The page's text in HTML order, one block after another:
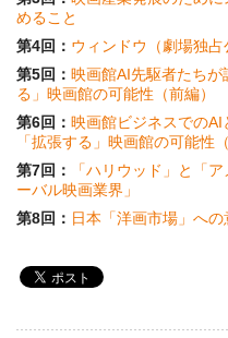
めること
第4回： ウィンドウ（劇場独
第5回： 映画館AI先駆者たち
る」映画館の可能性（前編）
第6回： 映画館ビジネスでの
「拡張する」映画館の可能性
第7回：
「ハリウッド」と「
ーバル映画業界」
第8回： 日本「洋画市場」へ